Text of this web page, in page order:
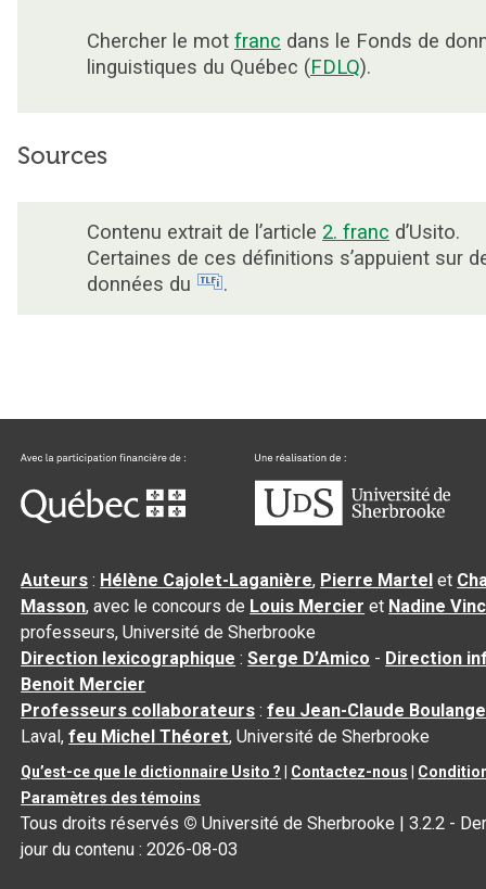
Chercher le mot franc dans le Fonds de
linguistiques du Québec (FDLQ).
Sources
Contenu extrait de l’article 2. franc d’Usito.
Certaines de ces définitions s’appuient sur
données du
.
Auteurs : Hélène Cajolet-Laganière, Pierre Martel et
Masson, avec le concours de Louis Mercier et Nadine
professeurs, Université de Sherbrooke
Direction lexicographique :Serge D’Amico - Direction
Benoit Mercier
Professeurs collaborateurs :feu Jean-Claude
Laval,feu Michel Théoret, Université de Sherbrooke
Qu’est-ce que le dictionnaire Usito ? Contactez-nous
Paramètres des témoins
Tous droits réservés © Université de Sherbrooke |3.2.2 -
jour du contenu :2026-08-03